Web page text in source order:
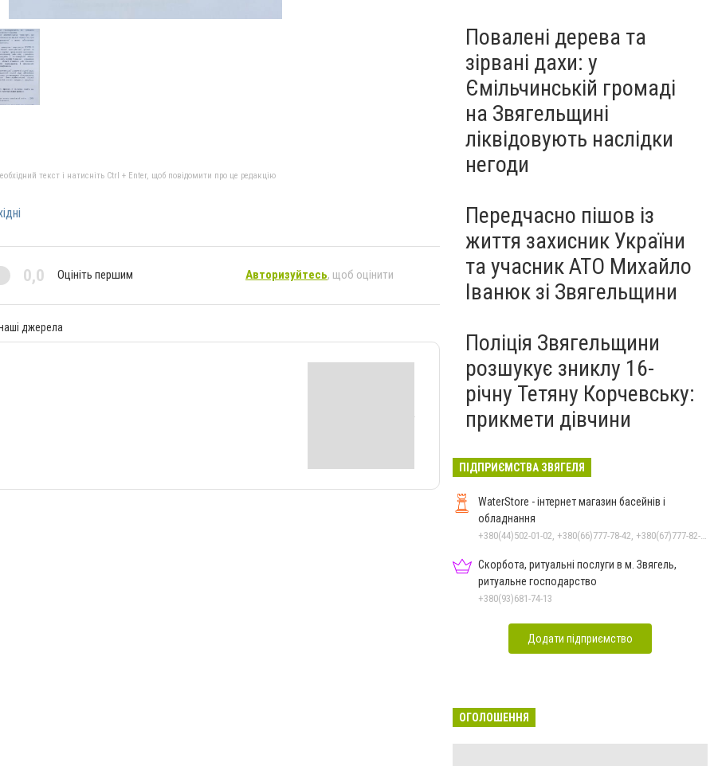
текст і натисніть Ctrl + Enter, щоб повідомити про це редакцію
0,0 Оцініть першим Авторизуйтесь, щоб оцінити
джерела
Повалені дерева та
зірвані дахи: у
Ємільчинській громаді
на Звягельщині
ліквідовують наслідки
негоди
Передчасно пішов із
життя захисник України
та учасник АТО Михайло
Іванюк зі Звягельщини
Поліція Звягельщини
розшукує зниклу 16-
річну Тетяну Корчевську:
прикмети дівчини
ПІДПРИЄМСТВА ЗВЯГЕЛЯ
WaterStore - інтернет магазин басейнів і
обладнання
+380(44)502-01-02, +380(66)777-78-42, +380(67)777-82-19, +380(67)890-80-80, +380(73)890-80-80, +380(44)502-01-03
Скорбота, ритуальні послуги в м. Звягель,
ритуальне господарство
+380(93)681-74-13
Додати підприємство
ОГОЛОШЕННЯ